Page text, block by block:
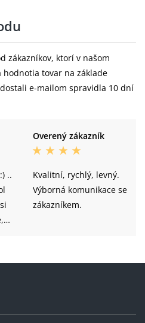
zákazníkov, ktorí v našom
tovar na základe
e-mailom spravidla 10 dní
..
Overený zákazník
Kvalitní, rychlý, levný.
Výborná komunikace se
zákazníkem.